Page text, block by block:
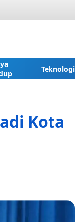
Teknologi
Kota